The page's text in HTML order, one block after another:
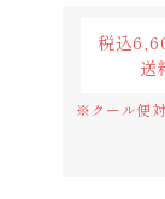
税込
送
※クール便